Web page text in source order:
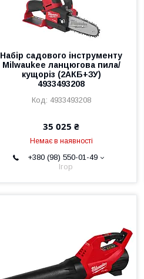
Набір садового інструменту
Milwaukee ланцюгова пила/
кущоріз (2АКБ+ЗУ)
4933493208
4933493208
35 025 ₴
Немає в наявності
+380 (98) 550-01-49
Ігор